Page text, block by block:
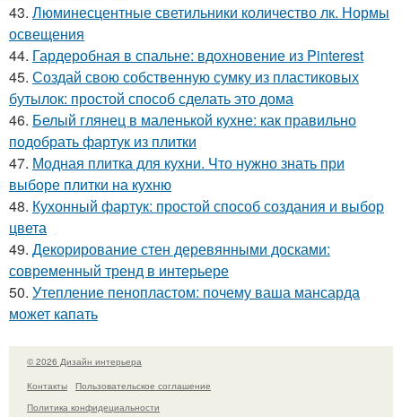
43. Люминесцентные светильники количество лк. Нормы
освещения
44. Гардеробная в спальне: вдохновение из Pinterest
45. Создай свою собственную сумку из пластиковых
бутылок: простой способ сделать это дома
46. Белый глянец в маленькой кухне: как правильно
подобрать фартук из плитки
47. Модная плитка для кухни. Что нужно знать при
выборе плитки на кухню
48. Кухонный фартук: простой способ создания и выбор
цвета
49. Декорирование стен деревянными досками:
современный тренд в интерьере
50. Утепление пенопластом: почему ваша мансарда
может капать
© 2026 Дизайн интерьера
Контакты
Пользовательское соглашение
Политика конфидециальности